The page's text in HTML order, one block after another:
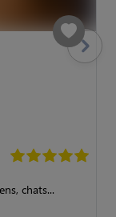
chats...
Suivant